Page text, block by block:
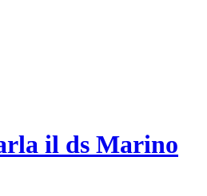
il ds Marino